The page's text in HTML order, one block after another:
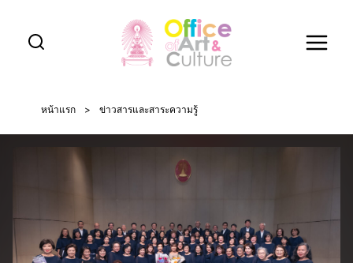
content
หน้าแรก > ข่าวสารและสาระความรู้